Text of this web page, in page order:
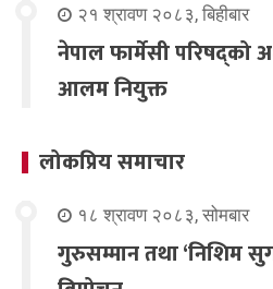
२१ श्रावण २०८३, बिहीबार
नेपाल फार्मेसी परिषद्को
आलम नियुक्त
लोकप्रिय समाचार
१८ श्रावण २०८३, सोमबार
गुरुसम्मान तथा ‘निशिम